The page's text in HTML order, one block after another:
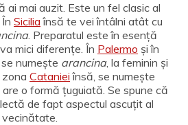
ai mai auzit. Este un fel clasic al
Sicilia însă te vei întâlni atât cu
. Preparatul este în esență
mici diferențe. În Palermo și în
numește arancina, la feminin și
Cataniei însă, se numește
are o formă țuguiată. Se spune că
de fapt aspectul ascuțit al